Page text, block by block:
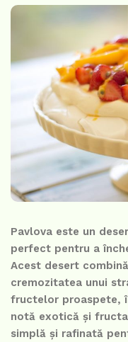
Pavlova este un
perfect pentru a
Acest desert
cremozitatea unui
fructelor proaspete,
notă exotică și
simplă și rafinată